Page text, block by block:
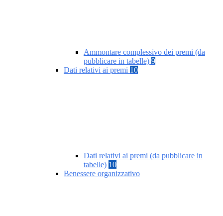
Ammontare complessivo dei premi (da
pubblicare in tabelle) 9
Dati relativi ai premi 10
Dati relativi ai premi (da pubblicare in
tabelle) 10
Benessere organizzativo